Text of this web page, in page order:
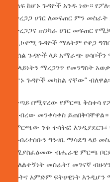
ቁልፍ ከሆኑ ጉዳዮች አንዱ ነው።
የተረጋጋ ሀገር ለመፍጠር ምን
የተረጋጋና ጠንካራ ሀገር መፍጠር
የኢኮኖሚ ጉዳዮች ማለትም የዋጋ
መሰል ጉዳዮች ላይ አማራጭ ሀሳቦችን
የበላይነትን ማረጋገጥ የመንግስት
ከሆኑ ጉዳዮች መካከል ናቸው”
በቀጣይ በሚኖረው የምርጫ ቅስቀሳ
አክብረው መንቀሳቀስ
በምርጫው ንቁ ተሳትፎ
የህብረተሰቡን ግንዛቤ ማሳደግ ላይ
የሚያስፈፅመው ብሔራዊ ምርጫ
በገለልተኝነት መስራት፣ መገናኛ
ሰዓትና አምድም ፍትሀዊነት